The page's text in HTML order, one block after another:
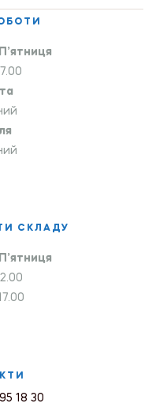
СКЛАДУ
18 30